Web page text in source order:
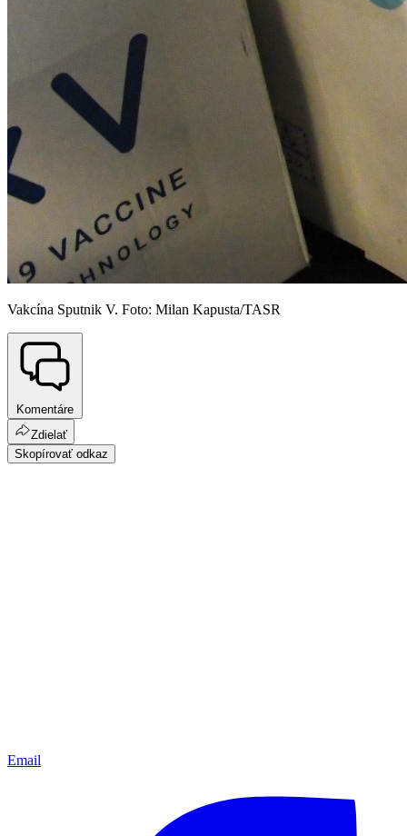
Vakcína Sputnik V. Foto: Milan Kapusta/TASR
Komentáre
Zdielať
Skopírovať odkaz
Email